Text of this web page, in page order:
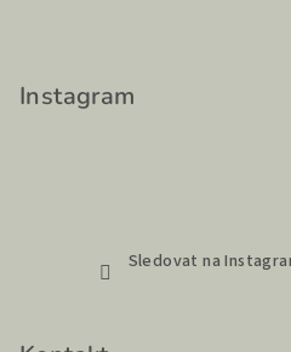
Instagram
Sledovat na